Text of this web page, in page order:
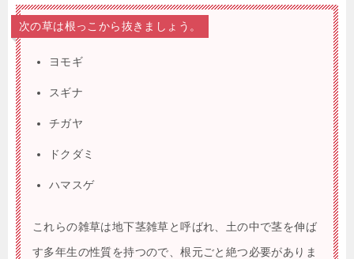
次の草は根っこから抜きましょう。
ヨモギ
スギナ
チガヤ
ドクダミ
ハマスゲ
これらの雑草は地下茎雑草と呼ばれ、土の中で茎を伸ば
す多年生の性質を持つので、根元ごと絶つ必要がありま